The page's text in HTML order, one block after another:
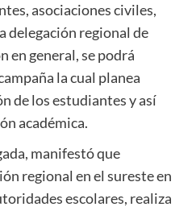
asociaciones civiles,
delegación regional de
en general, se podrá
la cual planea
de los estudiantes y así
académica.
manifestó que
regional en el sureste en
escolares, realiza